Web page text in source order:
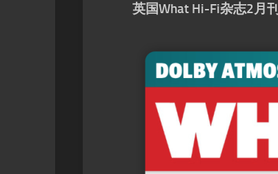
英国What Hi-Fi杂志2月刊